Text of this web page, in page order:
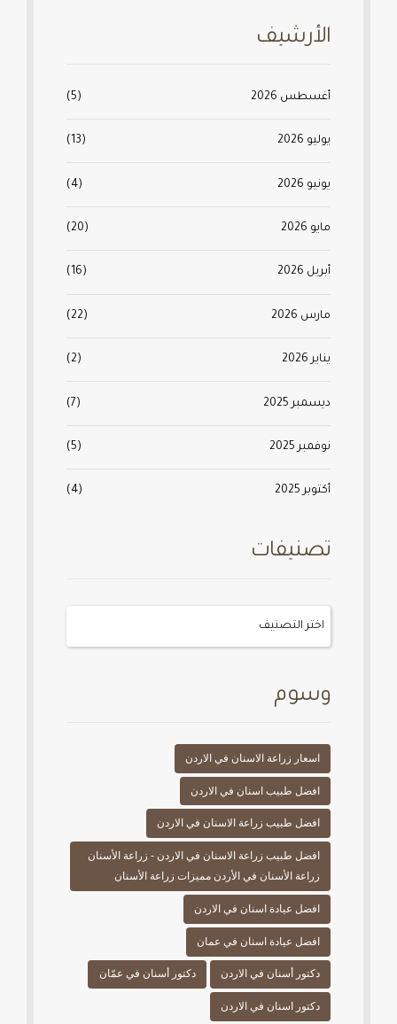
الأرشيف
أغسطس 2026 (5)
يوليو 2026 (13)
يونيو 2026 (4)
مايو 2026 (20)
أبريل 2026 (16)
مارس 2026 (22)
يناير 2026 (2)
ديسمبر 2025 (7)
نوفمبر 2025 (5)
أكتوبر 2025 (4)
تصنيفات
وسوم
اسعار زراعة الاسنان في الاردن
افضل طبيب اسنان في الاردن
افضل طبيب زراعة الاسنان في الاردن
افضل طبيب زراعة الاسنان في الاردن - زراعة الأسنان
زراعة الأسنان في الأردن مميزات زراعة الأسنان
افضل عيادة اسنان في الاردن
افضل عيادة اسنان في عمان
دكتور أسنان في الاردن دكتور أسنان في عمّان
دكتور اسنان في الاردن